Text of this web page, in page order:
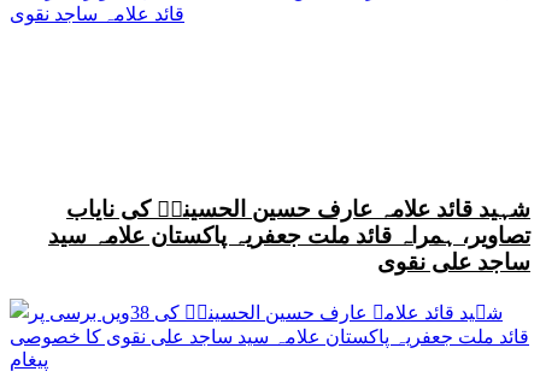
شہید قائد علامہ عارف حسین الحسینیؒ کی نایاب
تصاویر، ہمراہ قائد ملت جعفریہ پاکستان علامہ سید
ساجد علی نقوی